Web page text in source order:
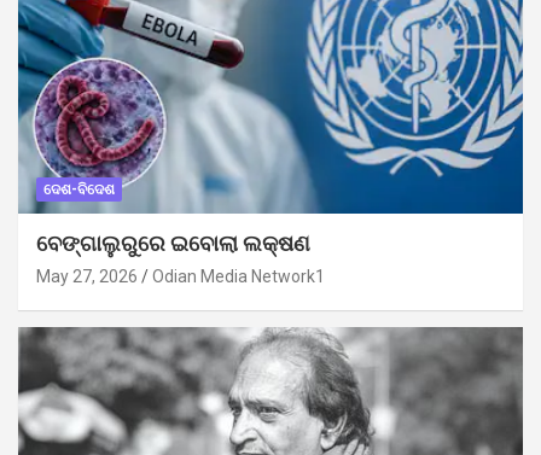
ଦେଶ-ବିଦେଶ
ବେଙ୍ଗାଲୁରୁରେ ଇବୋଲା ଲକ୍ଷଣ
May 27, 2026 Odian Media Network1